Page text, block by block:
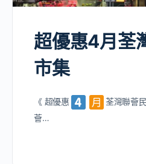
超優惠4月荃
市集
《 超優惠 荃灣聯薈
薈…